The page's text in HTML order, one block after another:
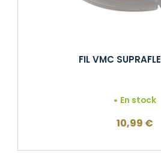
FIL VMC
En stock
10,99 €